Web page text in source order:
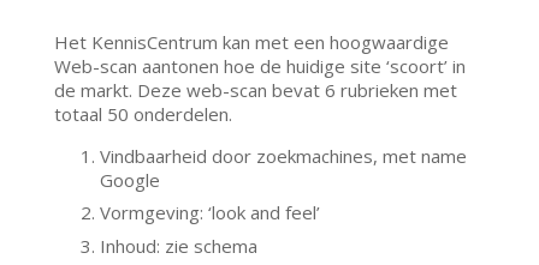
Het KennisCentrum kan met een hoogwaardige
Web-scan aantonen hoe de huidige site ‘scoort’ in
de markt. Deze web-scan bevat 6 rubrieken met
totaal 50 onderdelen.
Vindbaarheid door zoekmachines, met name
Google
Vormgeving: ‘look and feel’
Inhoud: zie schema